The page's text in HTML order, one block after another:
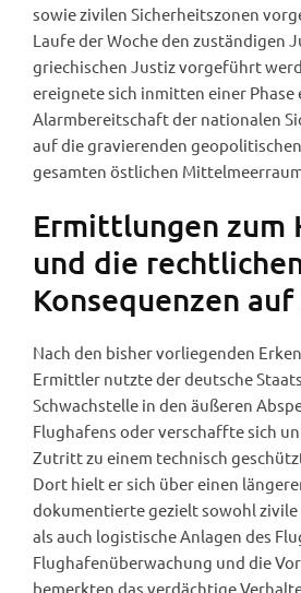
sowie zivilen Sicherheitszonen
Laufe der Woche den zuständigen
griechischen Justiz vorgeführt
ereignete sich inmitten einer
Alarmbereitschaft der nationalen
auf die gravierenden
gesamten östlichen
Ermittlungen zum
und die
Konsequenzen
Nach den bisher vorliegenden
Ermittler nutzte der deutsche
Schwachstelle in den äußeren
Flughafens oder verschaffte sich
Zutritt zu einem technisch
Dort hielt er sich über einen
dokumentierte gezielt sowohl zivile
als auch logistische Anlagen des
Flughafenüberwachung und die
bemerkten das verdächtige